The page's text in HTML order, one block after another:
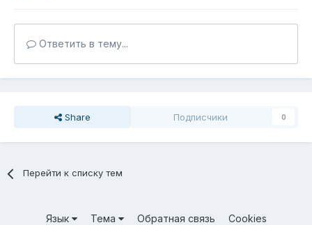
Ответить в тему...
Share Подписчики 0
Перейти к списку тем
Язык Тема Обратная связь Cookies